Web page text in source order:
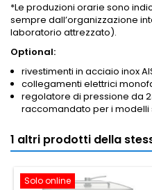
*Le produzioni orarie sono
sempre dall’organizzazione
laboratorio attrezzato).
Optional:
rivestimenti in acciaio inox
collegamenti elettrici
regolatore di pressione da
raccomandato per i modelli
1 altri prodotti della
Solo online